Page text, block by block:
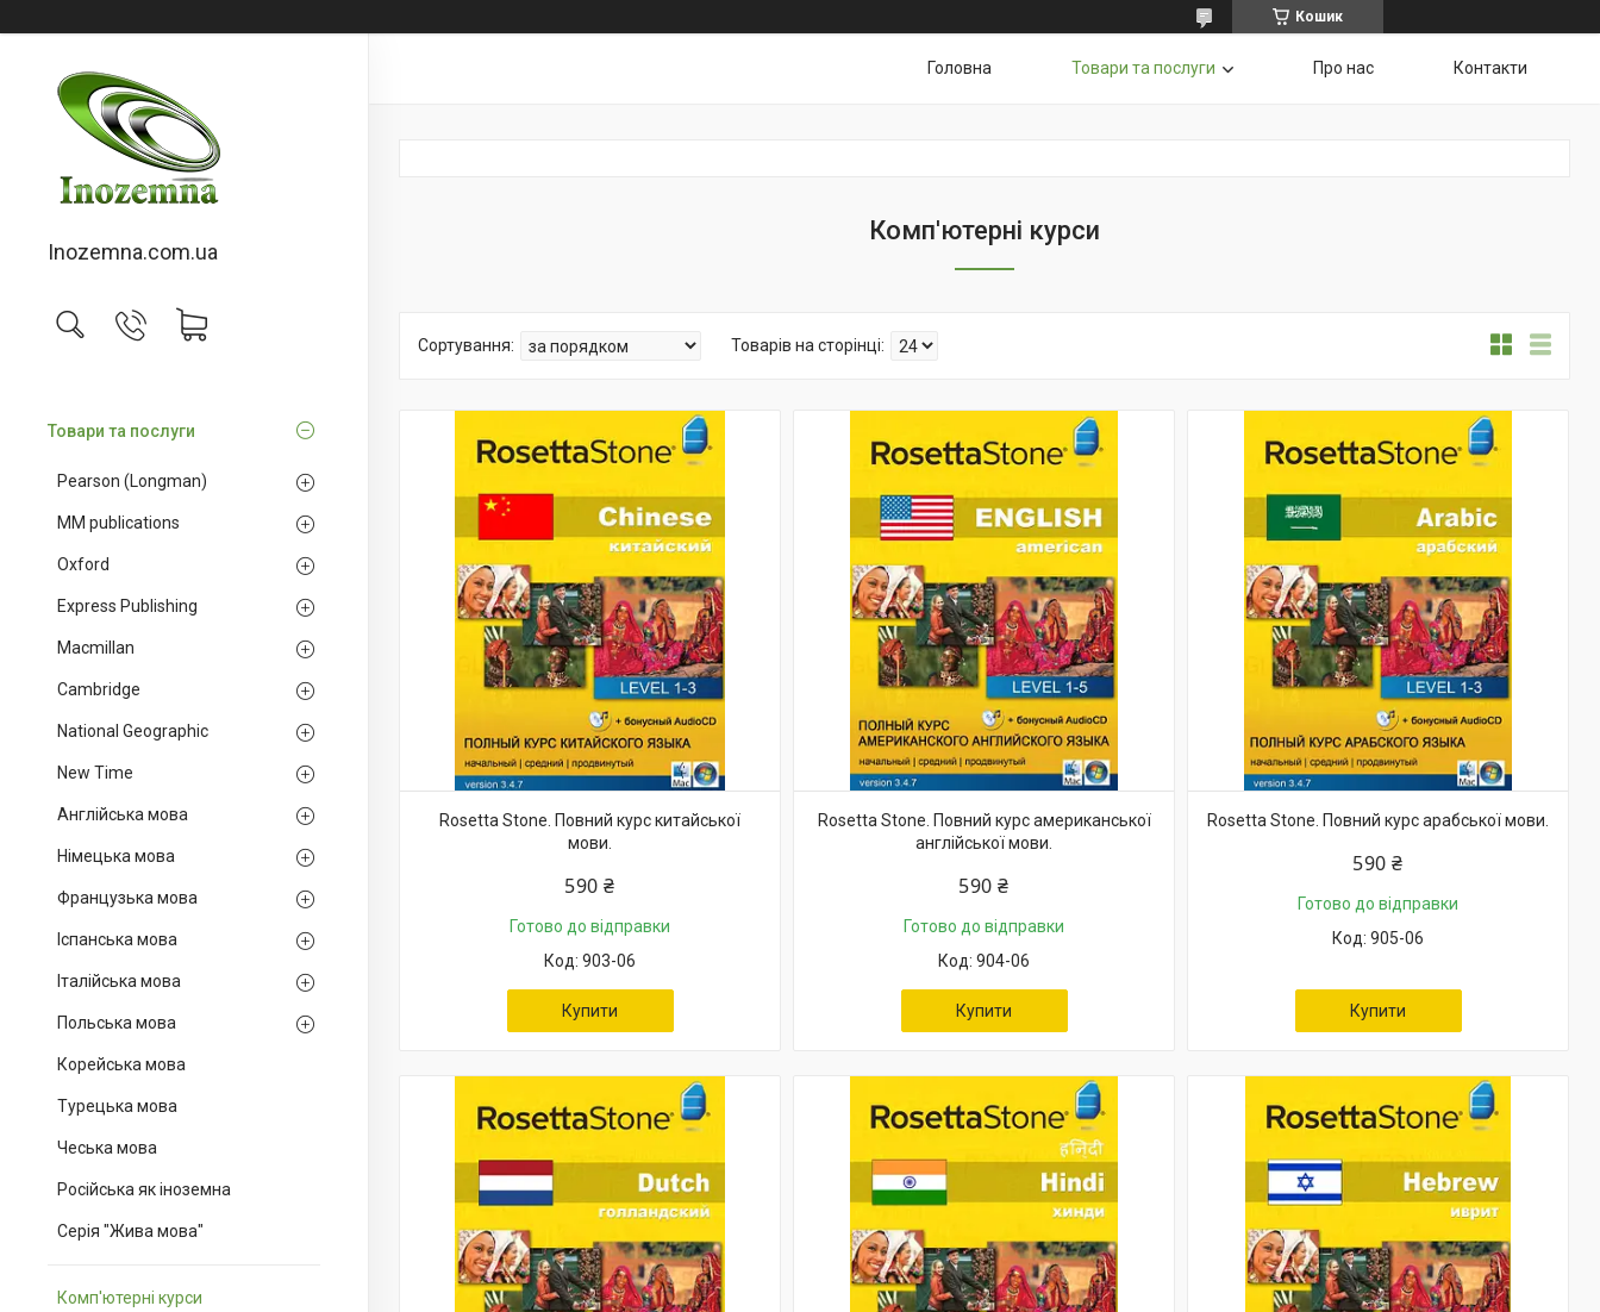
Кошик
Inozemna.com.ua
Товари та послуги
Pearson (Longman)
MM publications
Oxford
Express Publishing
Macmillan
Cambridge
National Geographic
New Time
Англійська мова
Німецька мова
Французька мова
Іспанська мова
Італійська мова
Польська мова
Корейська мова
Турецька мова
Чеська мова
Російська як іноземна
Серія "Жива мова"
Комп'ютерні курси
Головна Товари та послуги Про нас Контакти
Комп'ютерні курси
Rosetta Stone. Повний курс китайської
мови.
590 ₴
Готово до відправки
903-06
Купити
Rosetta Stone. Повний курс американської
англійської мови.
590 ₴
Готово до відправки
904-06
Купити
Rosetta Stone. Повний курс арабської мови.
590 ₴
Готово до відправки
905-06
Купити